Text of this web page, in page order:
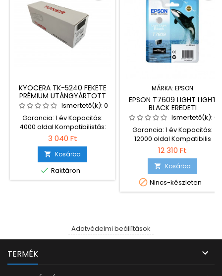
KYOCERA TK-5240 FEKETE
PRÉMIUM UTÁNGYÁRTOTT
TONER ECOIsmertető(k): 0
Garancia: 1 év Kapacitás:
4000 oldal Kompatibilistás:
Kyocera ECOSYS M5526cdn
Kyocera ECOSYS M5526cdw
Kyocera ECOSYS P5026cdn
Kyocera ECOSYS P5026cdw *
A márkanevek és
típusjelzések védettek, az
3 040 Ft
 Kosárba
 Raktáron
MÁRKA: EPSON
EPSON T7609 LIGHT LIGHT
BLACK EREDETI
TINTAPATRON
Ismertető(k): 0
Garancia: 1 év Kapacitás:
12000 oldal Kompatibilis
nyomtatók: Epson SureColor
SC-P600
12 310 Ft
 Kosárba
 Nincs-készleten
Adatvédelmi beállítások
TERMÉK 